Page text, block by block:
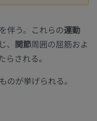
伴う。これらの運動
関節周囲の屈筋およ
される。
のが挙げられる。